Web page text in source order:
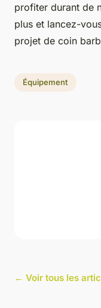
profiter durant de
plus et lancez-
projet de coin
Équipement
← Voir tous les